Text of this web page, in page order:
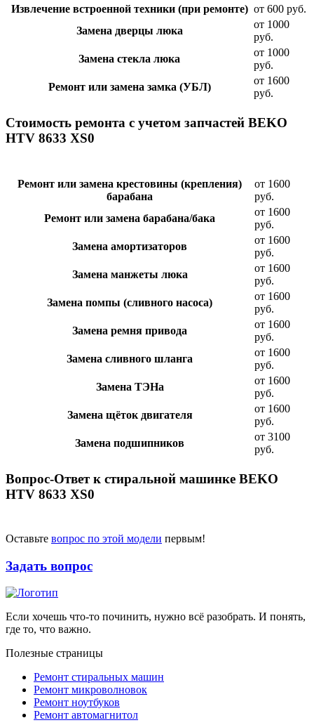
Извлечение встроенной техники (при ремонте) от 600 руб.
Замена дверцы люка
от 1000
руб.
Замена стекла люка
от 1000
руб.
Ремонт или замена замка (УБЛ)
от 1600
руб.
Стоимость ремонта с учетом запчастей BEKO
HTV 8633 XS0
Ремонт или замена крестовины (крепления)
барабана
от 1600
руб.
Ремонт или замена барабана/бака
от 1600
руб.
Замена амортизаторов
от 1600
руб.
Замена манжеты люка
от 1600
руб.
Замена помпы (сливного насоса)
от 1600
руб.
Замена ремня привода
от 1600
руб.
Замена сливного шланга
от 1600
руб.
Замена ТЭНа
от 1600
руб.
Замена щёток двигателя
от 1600
руб.
Замена подшипников
от 3100
руб.
Вопрос-Ответ к стиральной машинке BEKO
HTV 8633 XS0
Оставьте вопрос по этой модели первым!
Задать вопрос
Если хочешь что-то починить, нужно всё разобрать. И понять,
где то, что важно.
Полезные страницы
Ремонт стиральных машин
Ремонт микроволновок
Ремонт ноутбуков
Ремонт автомагнитол